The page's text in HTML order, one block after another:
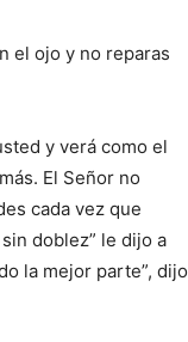
el ojo y no reparas
y verá como el
El Señor no
cada vez que
doblez” le dijo a
la mejor parte”, dijo